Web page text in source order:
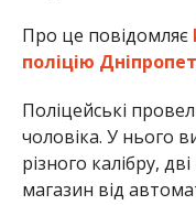
Про це повідомляє
поліцію
Поліцейські
чоловіка. У нього
різного калібру,
магазин від